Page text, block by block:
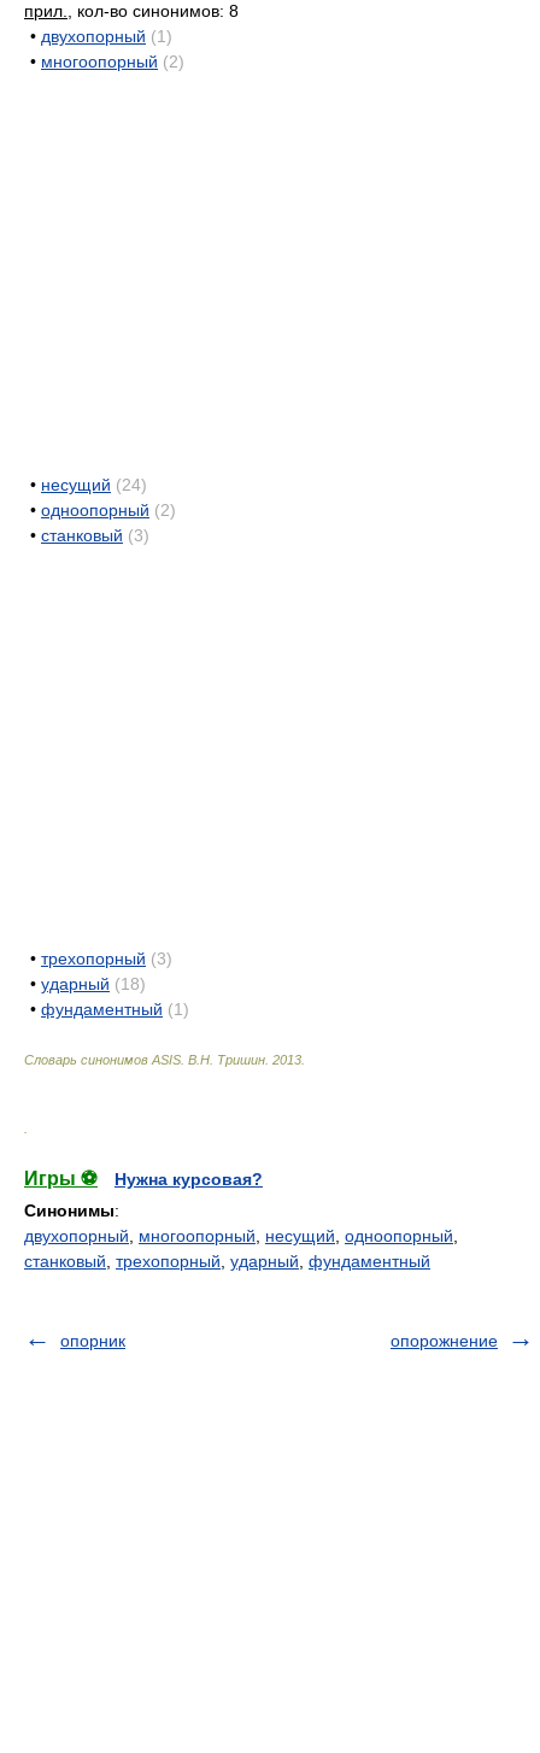
прил.
, кол-во синонимов: 8
• двухопорный (1)
• многоопорный (2)
• несущий (24)
• одноопорный (2)
• станковый (3)
• трехопорный (3)
• ударный (18)
• фундаментный (1)
Словарь синонимов ASIS. В.Н. Тришин 2013
Игры ⚽
Нужна курсовая?
Синонимы:
двухопорный
многоопорный несущий одноопорный
станковый трехопорный ударный фундаментный
опорник опорожнение